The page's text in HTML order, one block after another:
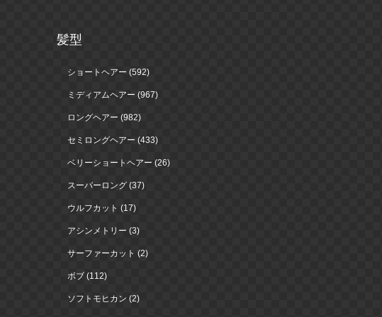
髪型
ショートヘアー (592)
ミディアムヘアー (967)
ロングヘアー (982)
セミロングヘアー (433)
ベリーショートヘアー (26)
スーパーロング (37)
ウルフカット (17)
アシンメトリー (3)
サーファーカット (2)
ボブ (112)
ソフトモヒカン (2)